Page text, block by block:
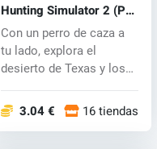
Hunting Simulator 2 (PC)
key
Con un perro de caza a
tu lado, explora el
desierto de Texas y los
3.04 € 16 tiendas